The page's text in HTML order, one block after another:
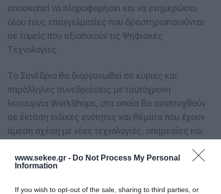
www.sekee.gr - Do Not Process My Personal
Information
If you wish to opt-out of the sale, sharing to third parties, or
αποσκοπεί να πληροφορήσει και να ενημερώσει
όλου τους επαγγελματίες που δραστηριοποιούνται
σε τομείς που αξιοποιούν τις Ψηφιακές
Τεχνολογίες.
Το Συνέδριο θα διοργανωθεί σε κύριες και
παράλληλες συνεδριάσεις με ταυτόχρονη
λειτουργία WorkShops, στα οποία θα αναπτυχθούν
σε έκταση ειδικές ενότητες και θέματα που έχουν
άμεση σχέση με νέες τεχνολογίες, υπηρεσίες και
Στις εργασίες του θα συμμετάσχουν στελέχη,
τεχνοκράτες, επαγγελματίες από τομείς και
εταιρείες: